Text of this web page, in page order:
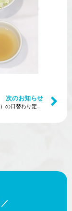
次のお知らせ
本日（9月12日）の日替わり定食は？